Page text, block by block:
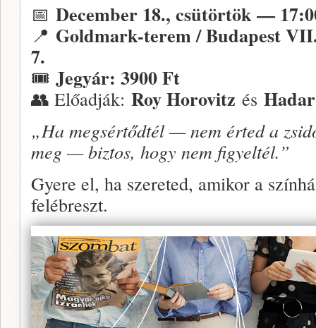
📅 December 18., csütörtök —
📍 Goldmark-terem / Budapest
7.
🎟️ Jegyár: 3900 Ft
👥 Előadják: Roy Horovitz és
„Ha megsértődtél — nem érted a
meg — biztos, hogy nem figyeltél.”
Gyere el, ha szereted, amikor a
felébreszt.